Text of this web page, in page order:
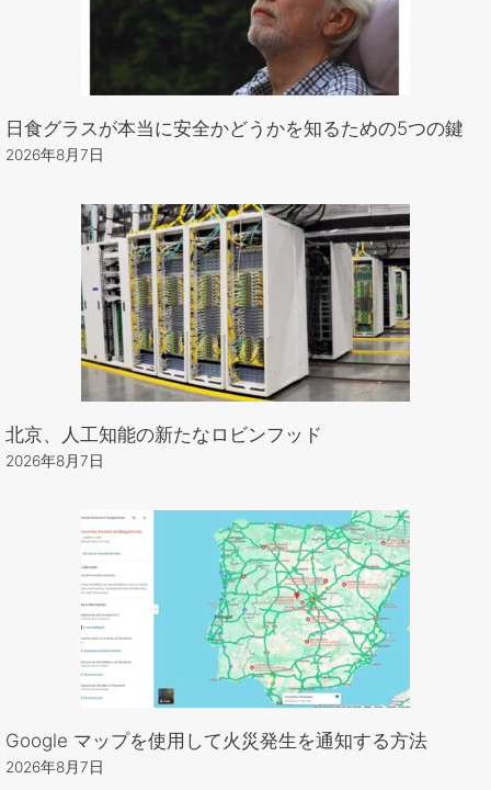
日食グラスが本当に安全かどうかを知るための5つの鍵
2026年8月7日
北京、人工知能の新たなロビンフッド
2026年8月7日
Google マップを使用して火災発生を通知する方法
2026年8月7日